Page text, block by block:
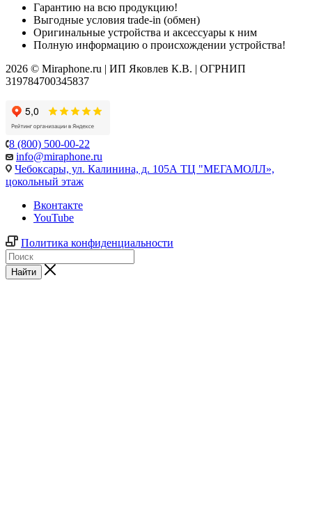
Гарантию на всю продукцию!
Выгодные условия trade-in (обмен)
Оригинальные устройства и аксессуары к ним
Полную информацию о происхождении устройства!
2026 © Miraphone.ru | ИП Яковлев К.В. | ОГРНИП
319784700345837
8 (800) 500-00-22
info@miraphone.ru
Чебоксары, ул. Калинина, д. 105А ТЦ "МЕГАМОЛЛ»,
цокольный этаж
Вконтакте
YouTube
Политика конфиденциальности
Найти